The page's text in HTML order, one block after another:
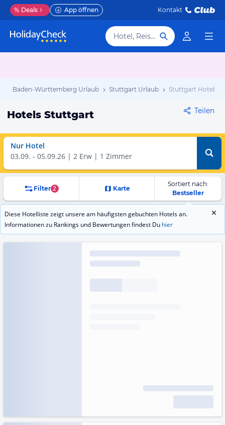
% Deals App öffnen Kontakt
Hotel, Reiseziel
Baden-Württemberg Urlaub Stuttgart Urlaub Stuttgart Hotels
Hotels Stuttgart Teilen
Nur Hotel
03.09. - 05.09.26 2 Erw | 1 Zimmer
Filter 2 Karte
Sortiert nach:
Bestseller
Diese Hotelliste zeigt unsere am häufigsten gebuchten Hotels an.
Informationen zu Rankings und Bewertungen findest Du hier